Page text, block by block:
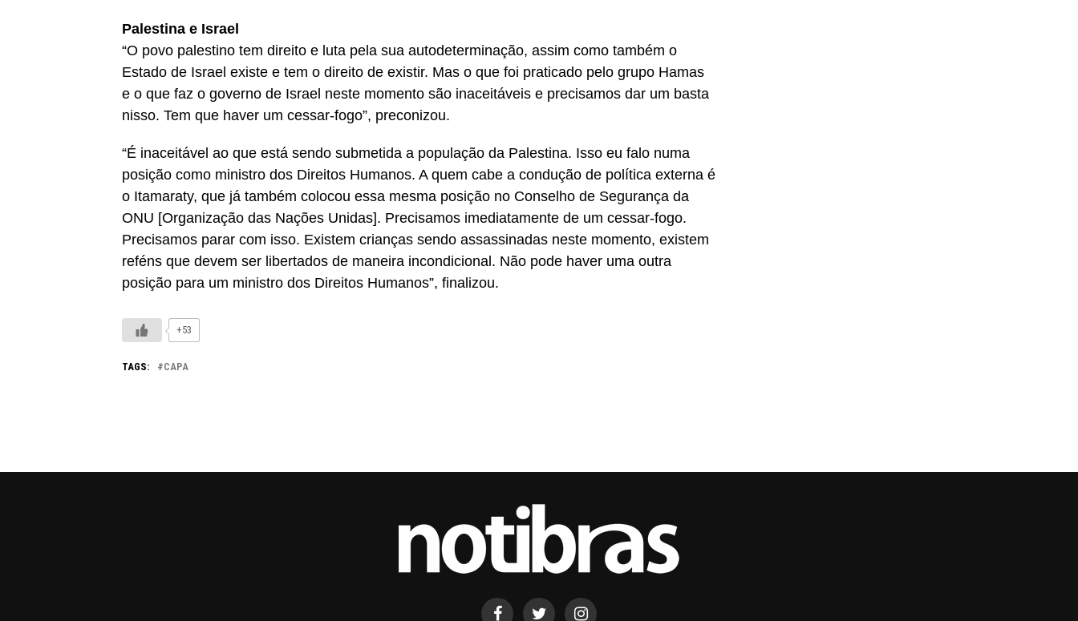
Palestina e Israel
“O povo palestino tem direito e luta pela sua autodeterminação, assim como também o
Estado de Israel existe e tem o direito de existir. Mas o que foi praticado pelo grupo Hamas
e o que faz o governo de Israel neste momento são inaceitáveis e precisamos dar um basta
nisso. Tem que haver um cessar-fogo”, preconizou.
“É inaceitável ao que está sendo submetida a população da Palestina. Isso eu falo numa
posição como ministro dos Direitos Humanos. A quem cabe a condução de política externa é
o Itamaraty, que já também colocou essa mesma posição no Conselho de Segurança da
ONU [Organização das Nações Unidas]. Precisamos imediatamente de um cessar-fogo.
Precisamos parar com isso. Existem crianças sendo assassinadas neste momento, existem
reféns que devem ser libertados de maneira incondicional. Não pode haver uma outra
posição para um ministro dos Direitos Humanos”, finalizou.
+53
TAGS: CAPA